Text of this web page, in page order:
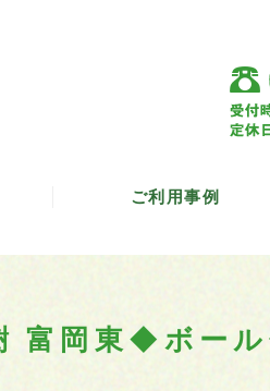
富岡東◆ボール
ご利用事例